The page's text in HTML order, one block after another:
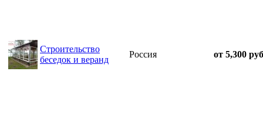
Строительство
беседок и веранд
Россия от 5,300